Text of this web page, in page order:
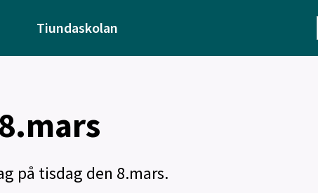
Tiundaskolan
på tisdag den 8.mars.